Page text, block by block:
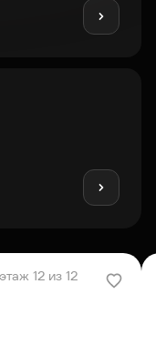
этаж 12 из 12